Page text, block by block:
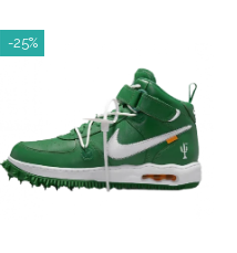
-25%